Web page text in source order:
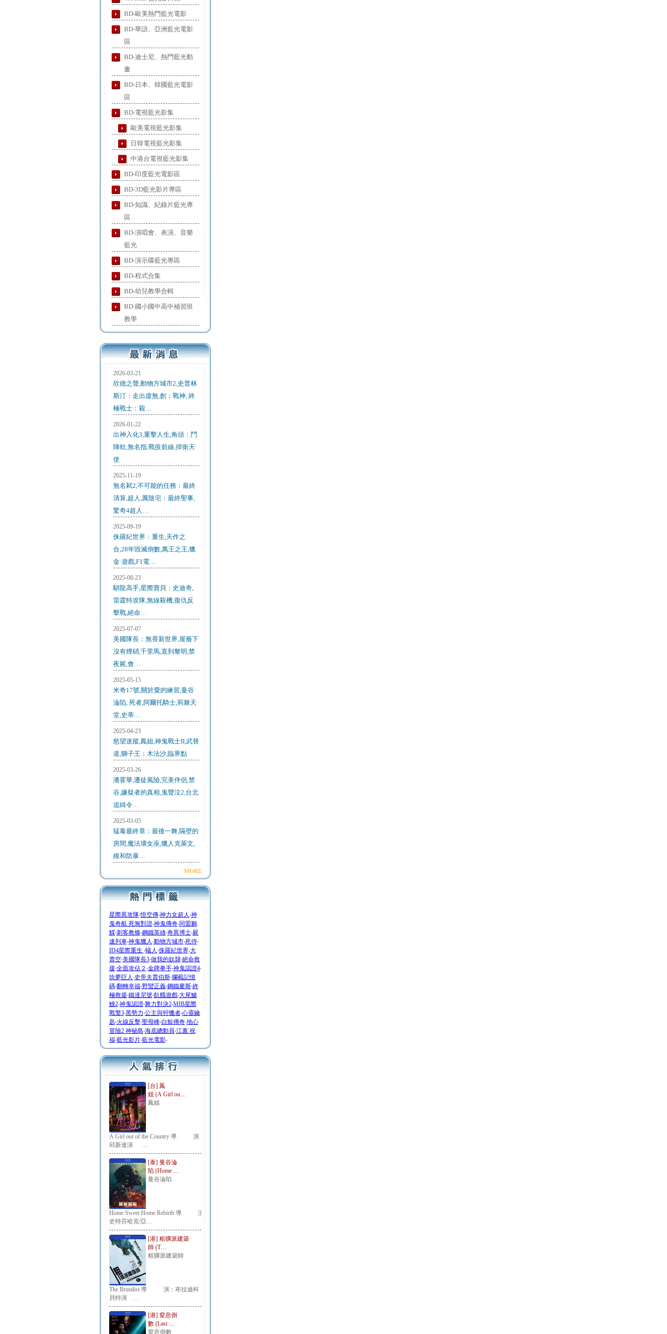
BD-歐美熱門藍光電影
BD-華語、亞洲藍光電影
區
BD-迪士尼、熱門藍光動
畫
BD-日本、韓國藍光電影
區
BD-電視藍光影集
歐美電視藍光影集
日韓電視藍光影集
中港台電視藍光影集
BD-印度藍光電影區
BD-3D藍光影片專區
BD-知識、紀錄片藍光專
區
BD-演唱會、表演、音樂
藍光
BD-演示碟藍光專區
BD-程式合集
BD-幼兒教學合輯
BD-國小國中高中補習班
教學
2026-03-21
欣德之聲,動物方城市2,史普林
斯汀：走出虛無,創：戰神, 終
極戰士：殺…
2026-01-22
出神入化3,重擊人生,角頭：鬥
陣欸,無名指,戰疫前線,捍衛天
使
2025-11-19
無名弒2,不可能的任務：最終
清算,超人,厲陰宅：最終聖事,
驚奇4超人…
2025-09-19
侏羅紀世界：重生,天作之
合,28年毀滅倒數,萬王之王,獵
金·遊戲,F1電…
2025-08-23
馴龍高手,星際寶貝：史迪奇,
雷霆特攻隊,無線殺機,復仇反
擊戰,絕命…
2025-07-07
美國隊長：無畏新世界,屋簷下
沒有煙硝,千里馬,直到黎明,禁
夜屍,會…
2025-05-15
米奇17號,關於愛的練習,曼谷
淪陷, 死者,阿爾托騎士,荊棘天
堂,史蒂…
2025-04-23
慾望迷蹤,鳳姐,神鬼戰士II,武替
道,獅子王：木法沙,臨界點
2025-03-26
潘霍華,遷徒風險,完美伴侶,禁
谷,嫌疑者的真相,鬼聲泣2,台北
追緝令…
2025-03-05
猛毒最終章：最後一舞,隔壁的
房間,魔法壞女巫,獵人克萊文,
維和防暴…
MORE
星際異攻隊‧悟空傳‧神力女超人 ‧神
鬼奇航 死無對證‧神鬼傳奇‧同盟鶼
鰈‧刺客教條‧鋼鐵英雄‧奇異博士‧屍
速列車‧神鬼獵人 ‧動物方城市‧死侍‧
ID4星際重生 ‧蟻人 ‧侏羅紀世界‧大
賣空‧美國隊長3‧做我的奴隸‧絕命救
援‧全面攻佔２ ‧金牌拳手‧神鬼認證4‧
吹夢巨人 ‧史帝夫賈伯斯‧攔截記憶
碼‧翻轉幸福‧野蠻正義‧鋼鐵麥斯‧終
極救援‧鐵達尼號‧飢餓遊戲‧大尾鱸
鰻2‧神鬼認證‧舞力對決2‧MIB星際
戰警3‧黑勢力‧公主與狩獵者‧心靈鑰
匙‧火線反擊‧聖母峰‧白鯨傳奇‧地心
冒險2 神秘島‧海底總動員‧江蕙 祝
福‧藍光影片‧藍光電影‧
[台] 鳳
姐 (A Girl ou…
鳳姐
A Girl out of the Country 導 演：
邱新達演 …
[泰] 曼谷淪
陷 (Home …
曼谷淪陷
Home Sweet Home Rebirth 導 演：
史特芬哈克/亞…
[港] 粗獷派建築
師 (T…
粗獷派建築師
The Brutalist 導 演：布拉迪科
貝特演 …
[港] 窒息倒
數 (Last …
窒息倒數